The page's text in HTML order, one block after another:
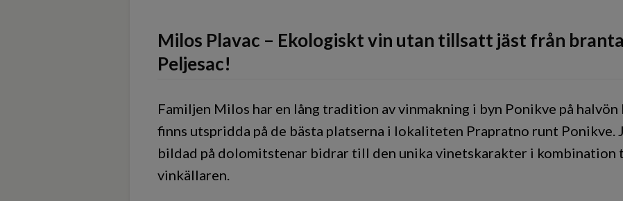
Milos Plavac – Ekologiskt vin utan tillsatt jäst från
Peljesac!
Familjen Milos har en lång tradition av vinmakning i byn Ponikve på
finns utspridda på de bästa platserna i lokaliteten Prapratno runt Ponikve.
bildad på dolomitstenar bidrar till den unika vinetskarakter i kombination
vinkällaren.